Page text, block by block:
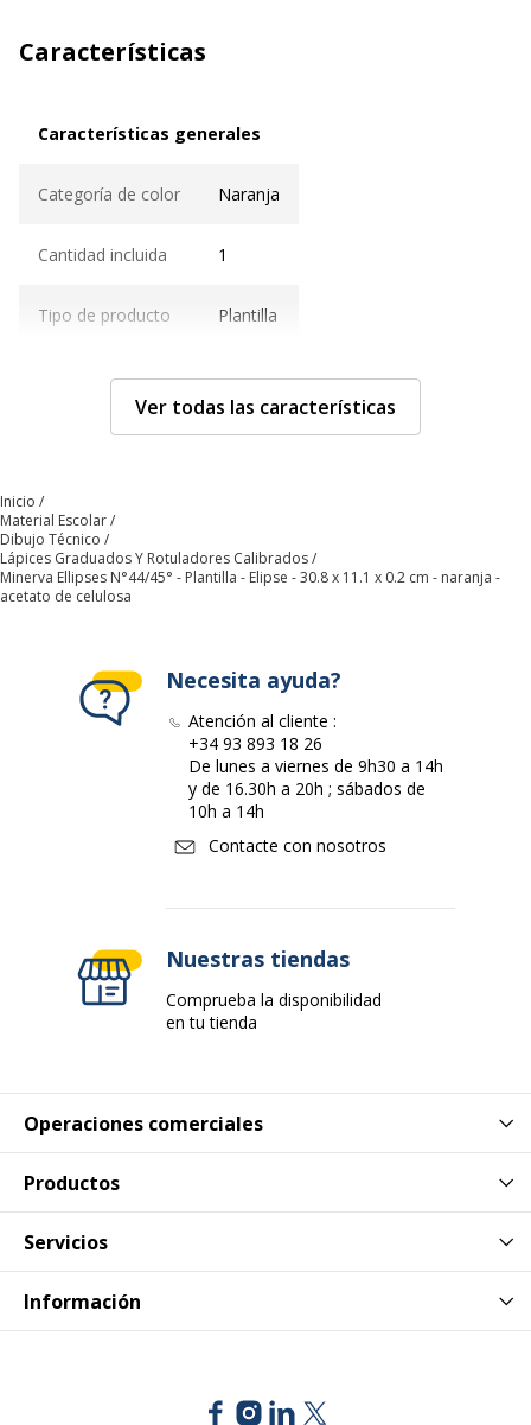
Características
Características generales
Categoría de color Naranja
Cantidad incluida 1
Tipo de producto Plantilla
Características técnicas
Material del
producto
Tipo de plantilla Elipse
Datos de identificación
Datos de identificación
Código de barras maestro 3613000444506
Datos logísticos
Datos logísticos
Ver todas las características
Inicio
Material Escolar
Dibujo Técnico
Lápices Graduados Y Rotuladores Calibrados
Minerva Ellipses N°44/45° - Plantilla - Elipse - 30.8 x 11.1 x 0.2 cm - naranja -
acetato de celulosa
Operaciones comerciales
Productos
Servicios
Información
Necesita ayuda?
Atención al cliente :
+34 93 893 18 26
De lunes a viernes de 9h30 a 14h
y de 16.30h a 20h ; sábados de
10h a 14h
Contacte con nosotros
Nuestras tiendas
Comprueba la disponibilidad
en tu tienda